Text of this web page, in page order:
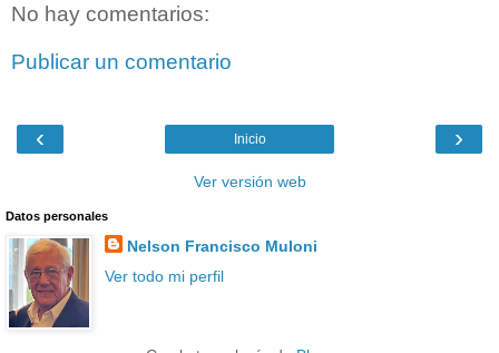
No hay comentarios:
Publicar un comentario
‹ ›
Inicio
Ver versión web
Datos personales
Nelson Francisco Muloni
Ver todo mi perfil